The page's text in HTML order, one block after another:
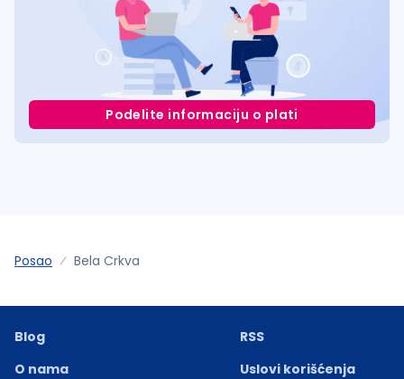
Podelite informaciju o plati
Posao Bela Crkva
Blog
O nama
RSS
Uslovi korišćenja